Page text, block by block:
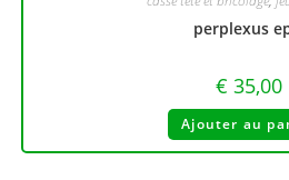
perplexus
€ 35,00
Ajouter au